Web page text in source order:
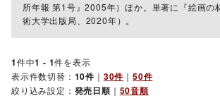
所年報 第1号』2005年）ほか。単著に『絵画の
術大学出版局、2020年）。
1件中1 - 1件を表示
表示件数切替： 10件 ｜ 30件 ｜50件
絞り込み設定： 発売日順 ｜ 50音順